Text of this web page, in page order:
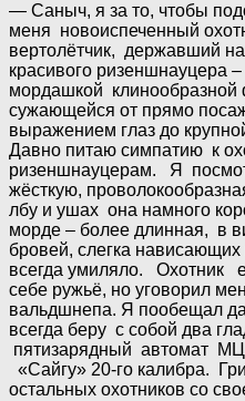
— Саныч, я за то, чтобы
меня новоиспеченный
вертолётчик, державший
красивого ризеншнауцера –
мордашкой
сужающейся от прямо
выражением глаз до
Давно питаю симпатию к
ризеншнауцерам. Я
жёсткую,
лбу и ушах она намного
морде – более длинная, в
бровей, слегка
всегда умиляло. Охотник
себе ружьё, но уговорил
вальдшнепа. Я пообещал
всегда беру с собой два
пятизарядный автомат
«Сайгу» 20-го калибра.
остальных охотников со